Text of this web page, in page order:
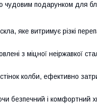
чудовим подарунком для
яке витримує різкі
з міцної неіржавкої
колби, ефективно
безпечний і комфортний